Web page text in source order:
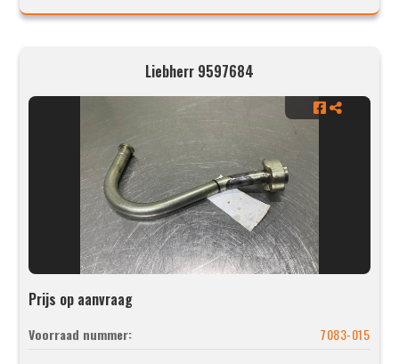
Liebherr 9597684
Prijs op aanvraag
Voorraad nummer:
7083-015